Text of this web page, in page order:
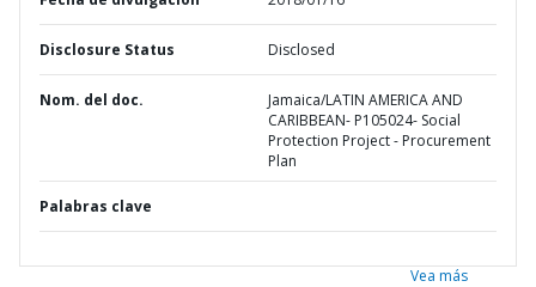
Disclosure Status Disclosed
Nom. del doc.
Jamaica/LATIN AMERICA AND
CARIBBEAN- P105024- Social
Protection Project - Procurement
Plan
Palabras clave
Vea más